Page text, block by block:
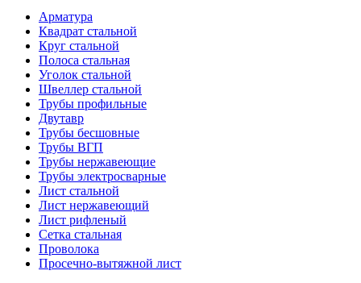
Арматура
Квадрат стальной
Круг стальной
Полоса стальная
Уголок стальной
Швеллер стальной
Трубы профильные
Двутавр
Трубы бесшовные
Трубы ВГП
Трубы нержавеющие
Трубы электросварные
Лист стальной
Лист нержавеющий
Лист рифленый
Сетка стальная
Проволока
Просечно-вытяжной лист